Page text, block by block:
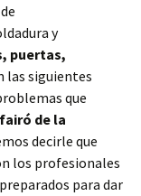
y
puertas,
las siguientes
que
de la
decirle que
los profesionales
para dar